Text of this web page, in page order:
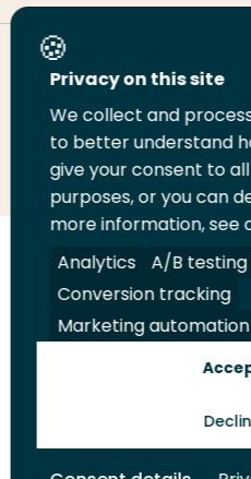
Deel deze pagina
Deel
LinkedIn
Deel
op
Twitter
Deel
op
Facebook
Email
deze
Volg
ons
op
LinkedIn
Volg
ons
op
Facebook
Volg
ons
op
YouTube
Volg
ons
op
Instagram
Juridisch Security
Toekomstmakers
Privacy on this site
We collect and
to better understand
give your consent to
purposes, or you can
more information, see
Analytics
A/B
Conversion tracking
Marketing automation